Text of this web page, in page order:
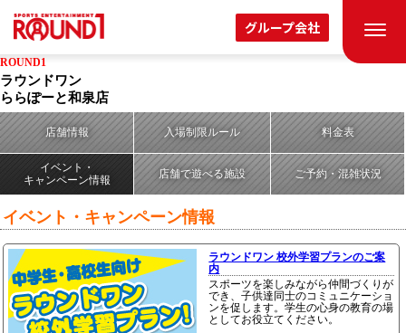
グループ会社
ROUND1
ラウンドワン
ららぽーと和泉店
店舗情報 入場制限ルール 料金表
イベント・
キャンペーン情報
店舗で遊べる施設 ご予約・混雑状況
イベント・キャンペーン情報
ラウンドワン 校外学習プランのご案
内
スポーツを楽しみながら仲間づくりが
でき、子供達同士のコミュニケーショ
ンを促します。学生の心身の教育の場
としてお役立てください。